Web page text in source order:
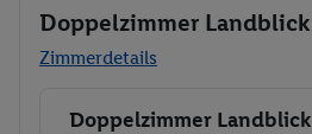
Doppelzimmer Landblick
Zimmerdetails
Buchen
Doppelzimmer Landblick